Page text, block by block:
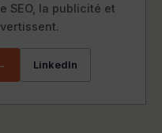
SEO, la publicité et
LinkedIn